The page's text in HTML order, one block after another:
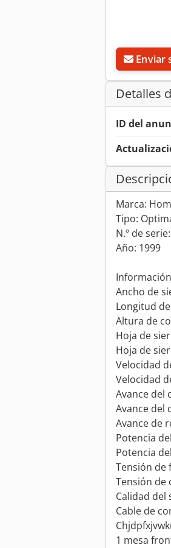
Enviar
Detalles
ID del
Marca:
Tipo:
N.º de
Año: 1999
Ancho de
Longitud
Altura de
Hoja de
Hoja de
Velocidad
Velocidad
Avance del
Avance del
Avance de
Potencia
Potencia
Tensión de
Tensión de
Calidad del
Cable de
1 mesa